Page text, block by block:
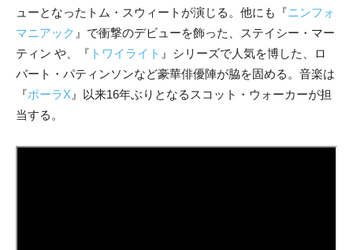
ューとなったトム・スウィートが演じる。他にも『ニンフォ
マニアック 』で衝撃のデビューを飾った、ステイシー・マー
ティン や、『 トワイライト 』シリーズで人気を博した、ロ
バート・パティンソンなど豪華俳優陣が脇を固める。音楽は
『ポーラX 』以来16年ぶりとなるスコット・ウォーカーが担
当する。